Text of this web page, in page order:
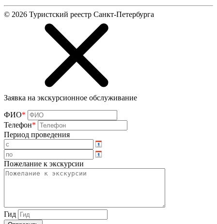
© 2026 Туристский реестр Санкт-Петербурга
Заявка на экскурсионное обслуживание
ФИО*
Телефон*
Период проведения
Пожелание к экскурсии
Гид